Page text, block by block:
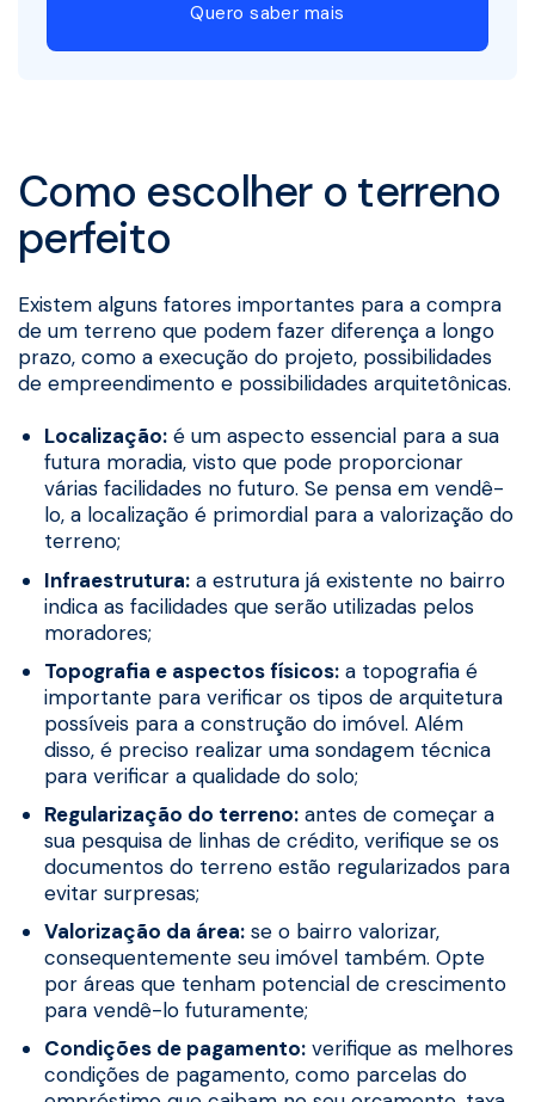
Quero saber mais
Como escolher o terreno
perfeito
Existem alguns fatores importantes para a compra
de um terreno que podem fazer diferença a longo
prazo, como a execução do projeto, possibilidades
de empreendimento e possibilidades arquitetônicas.
Localização: é um aspecto essencial para a sua
futura moradia, visto que pode proporcionar
várias facilidades no futuro. Se pensa em vendê-
lo, a localização é primordial para a valorização do
terreno;
Infraestrutura: a estrutura já existente no bairro
indica as facilidades que serão utilizadas pelos
moradores;
Topografia e aspectos físicos: a topografia é
importante para verificar os tipos de arquitetura
possíveis para a construção do imóvel. Além
disso, é preciso realizar uma sondagem técnica
para verificar a qualidade do solo;
Regularização do terreno: antes de começar a
sua pesquisa de linhas de crédito, verifique se os
documentos do terreno estão regularizados para
evitar surpresas;
Valorização da área: se o bairro valorizar,
consequentemente seu imóvel também. Opte
por áreas que tenham potencial de crescimento
para vendê-lo futuramente;
Condições de pagamento: verifique as melhores
condições de pagamento, como parcelas do